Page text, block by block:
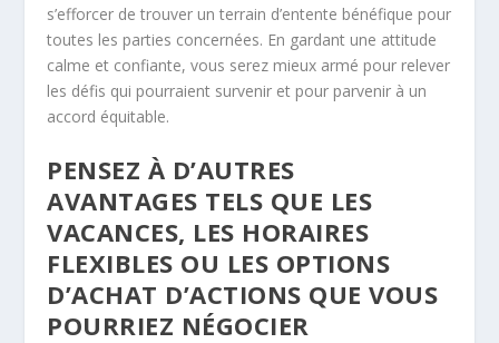
s’efforcer de trouver un terrain d’entente bénéfique pour
toutes les parties concernées. En gardant une attitude
calme et confiante, vous serez mieux armé pour relever
les défis qui pourraient survenir et pour parvenir à un
accord équitable.
PENSEZ À D’AUTRES
AVANTAGES TELS QUE LES
VACANCES, LES HORAIRES
FLEXIBLES OU LES OPTIONS
D’ACHAT D’ACTIONS QUE VOUS
POURRIEZ NÉGOCIER